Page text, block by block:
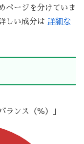
ページを分けていま
しい成分は 詳細な
ランス（％）」